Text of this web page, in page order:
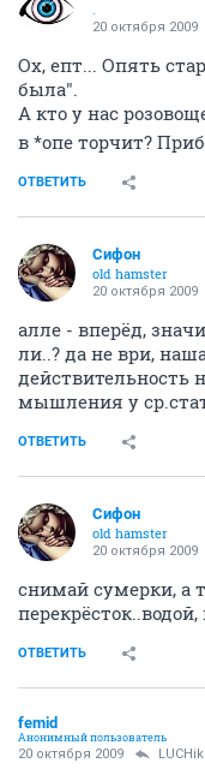
20 октября 2009
Ох, епт... Опять
была".
А кто у нас
в *опе торчит?
ОТВЕТИТЬ
Сифон
old hamster
20 октября 2009
алле - вперёд,
ли..? да не ври,
действительность
мышления у
ОТВЕТИТЬ
Сифон
old hamster
20 октября 2009
снимай сумерки, а
ОТВЕТИТЬ
femid
Анонимный пользователь
20 октября 2009 LUCHik